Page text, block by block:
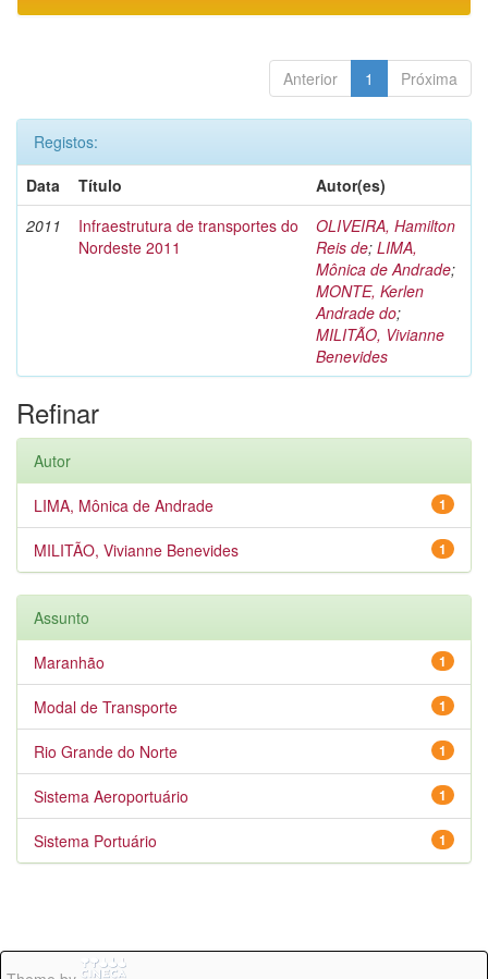
Anterior 1 Próxima
Registos:
Data
Título
Autor(es)
2011
Infraestrutura de transportes do
Nordeste 2011
OLIVEIRA, Hamilton
Reis de; LIMA,
Mônica de Andrade;
MONTE, Kerlen
Andrade do;
MILITÃO, Vivianne
Benevides
Refinar
Autor
1
LIMA, Mônica de Andrade
1
MILITÃO, Vivianne Benevides
Assunto
1
Maranhão
1
Modal de Transporte
1
Rio Grande do Norte
1
Sistema Aeroportuário
1
Sistema Portuário